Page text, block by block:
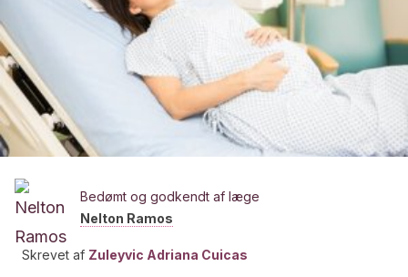
Bedømt og godkendt af læge
Nelton Ramos
Skrevet af Zuleyvic Adriana Cuicas